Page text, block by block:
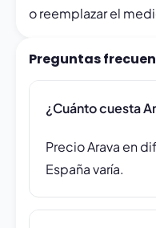
o reemplazar el
Preguntas
¿Cuánto cuesta
Precio Arava en
España varía.